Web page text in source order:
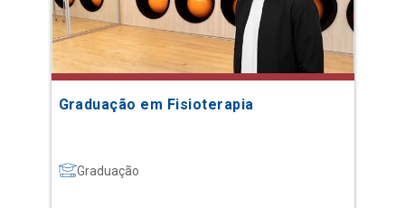
Graduação em Fisioterapia
Graduação